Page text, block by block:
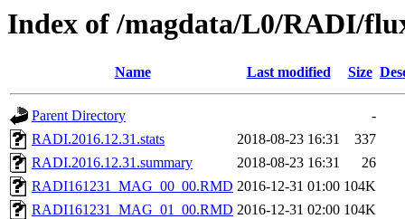
Index of /magdata/L0/RADI/
Name Last modified Size
Parent Directory
-
RADI.2016.12.31.stats
2018-08-23 16:31
337
RADI.2016.12.31.summary
2018-08-23 16:31
26
RADI161231_MAG_00_00.RMD 2016-12-31 01:00 104K
RADI161231_MAG_01_00.RMD 2016-12-31 02:00 104K